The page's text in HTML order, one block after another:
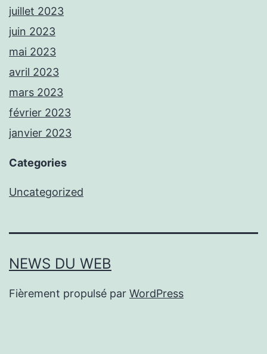
juillet 2023
juin 2023
mai 2023
avril 2023
mars 2023
février 2023
janvier 2023
Categories
Uncategorized
NEWS DU WEB
Fièrement propulsé par WordPress